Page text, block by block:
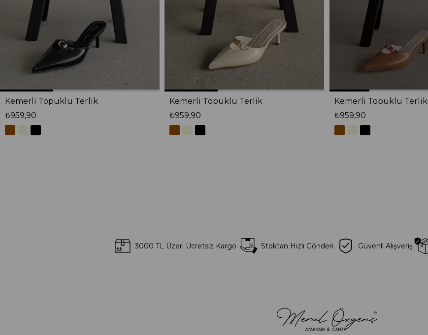
Kemerli Topuklu Terlik
₺959,90
Kemerli Topuklu Terlik
₺959,90
Kemerli Topuklu Terlik
₺959,90
3000 TL Üzeri Ücretsiz Kargo Stoktan Hızlı Gönderi Güvenli Alışveriş